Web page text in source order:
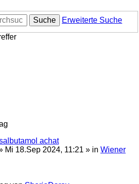
Suche
Erweiterte Suche
achat
Mi 18.Sep 2024, 11:21 » in Wiener